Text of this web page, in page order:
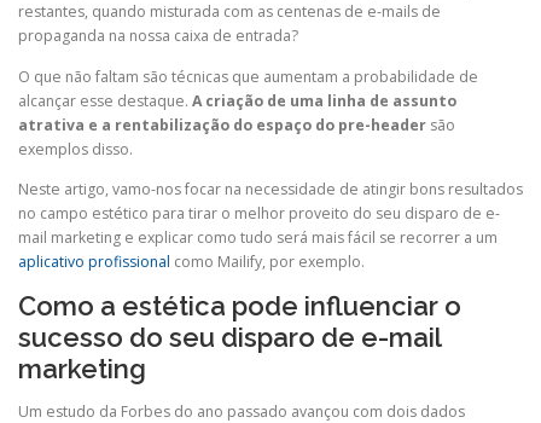
restantes, quando misturada com as centenas de e-mails de
propaganda na nossa caixa de entrada?
O que não faltam são técnicas que aumentam a probabilidade de
alcançar esse destaque. A criação de uma linha de assunto
atrativa e a rentabilização do espaço do pre-header são
exemplos disso.
Neste artigo, vamo-nos focar na necessidade de atingir bons resultados
no campo estético para tirar o melhor proveito do seu disparo de e-
mail marketing e explicar como tudo será mais fácil se recorrer a um
aplicativo profissional como Mailify, por exemplo.
Como a estética pode influenciar o
sucesso do seu disparo de e-mail
marketing
Um estudo da Forbes do ano passado avançou com dois dados